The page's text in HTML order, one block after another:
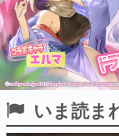
ピック
いま読ま